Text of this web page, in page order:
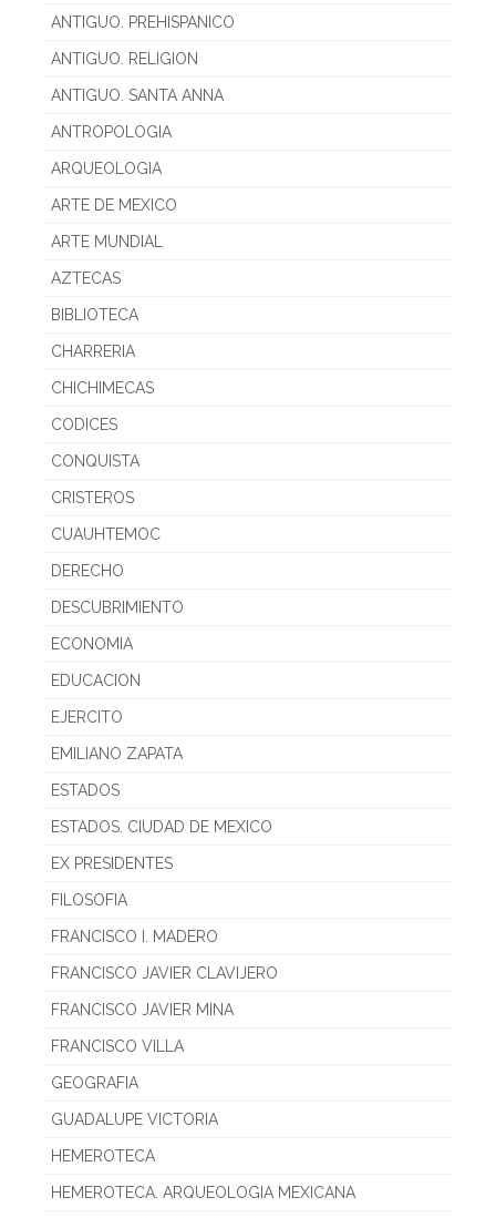
ANTIGUO. PREHISPANICO
ANTIGUO. RELIGION
ANTIGUO. SANTA ANNA
ANTROPOLOGIA
ARQUEOLOGIA
ARTE DE MEXICO
ARTE MUNDIAL
AZTECAS
BIBLIOTECA
CHARRERIA
CHICHIMECAS
CODICES
CONQUISTA
CRISTEROS
CUAUHTEMOC
DERECHO
DESCUBRIMIENTO
ECONOMIA
EDUCACION
EJERCITO
EMILIANO ZAPATA
ESTADOS
ESTADOS. CIUDAD DE MEXICO
EX PRESIDENTES
FILOSOFIA
FRANCISCO I. MADERO
FRANCISCO JAVIER CLAVIJERO
FRANCISCO JAVIER MINA
FRANCISCO VILLA
GEOGRAFIA
GUADALUPE VICTORIA
HEMEROTECA
HEMEROTECA. ARQUEOLOGIA MEXICANA